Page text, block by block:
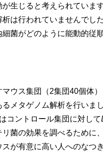
生じると考えられてい
は行われていませんで
菌がどのように能動的従
ウス集団（2集団40個体
メタゲノム解析を行い
コントロール集団に対して
菌の効果を調べるため
が有意に高い人へのな